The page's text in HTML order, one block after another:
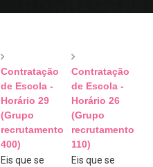
Contratação
de Escola -
Horário 29
(Grupo
recrutamento
400)
Eis que se
Contratação
de Escola -
Horário 26
(Grupo
recrutamento
110)
Eis que se